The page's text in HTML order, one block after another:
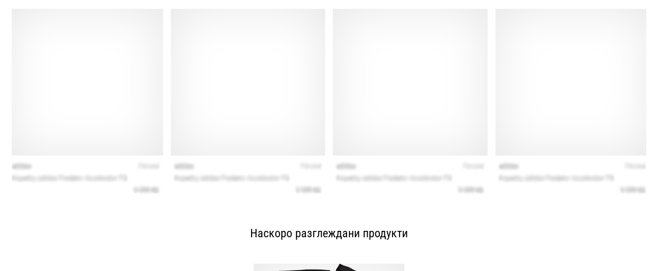
Наскоро разглеждани продукти